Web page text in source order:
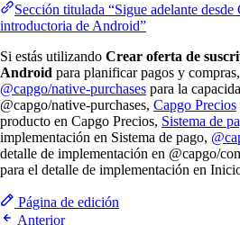
Sección titulada “Sigue adelante
introductoria de Android”
Si estás utilizando Crear oferta de
Android para planificar pagos y
@capgo/native-purchases para la
@capgo/native-purchases, Capgo Precios
producto en Capgo Precios, Sistema de
implementación en Sistema de pago,
detalle de implementación en @capgo/
para el detalle de implementación en
Página de edición
Anterior